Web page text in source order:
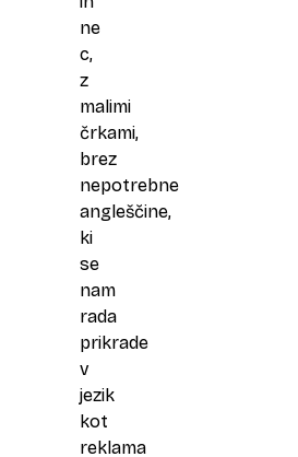
ne
c,
z
malimi
črkami,
brez
nepotrebne
angleščine,
ki
se
nam
rada
prikrade
v
jezik
kot
reklama